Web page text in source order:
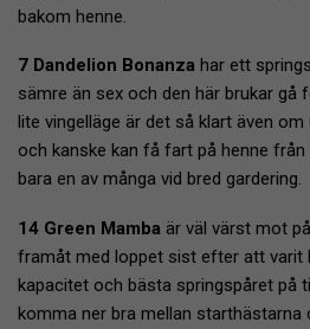
bakom henne.
7 Dandelion Bonanza har ett
sämre än sex och den här brukar gå
lite vingelläge är det så klart även
och kanske kan få fart på henne
bara en av många vid bred gardering.
14 Green Mamba är väl värst mot
framåt med loppet sist efter att varit
kapacitet och bästa springspåret på
komma ner bra mellan starthästarna